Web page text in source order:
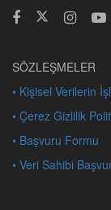
SÖZLEŞMELER
• Kişisel Verilerin
• Çerez Gizlilik
• Başvuru Formu
• Veri Sahibi